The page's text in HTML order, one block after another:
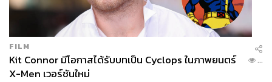
FILM
Kit Connor มีโอกาสได้รับบทเป็น Cyclops ในภาพยนตร์
X-Men เวอร์ชันใหม่
...